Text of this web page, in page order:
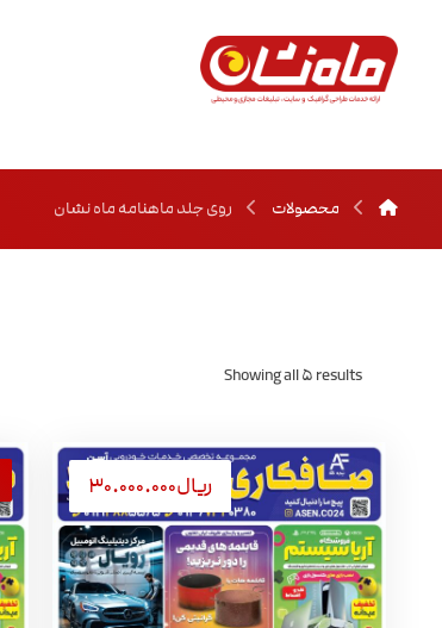
محصولات روی جلد ماهنامه ماه نشان
Showing all ۵ results
ریال۳۰.۰۰۰.۰۰۰
۷%